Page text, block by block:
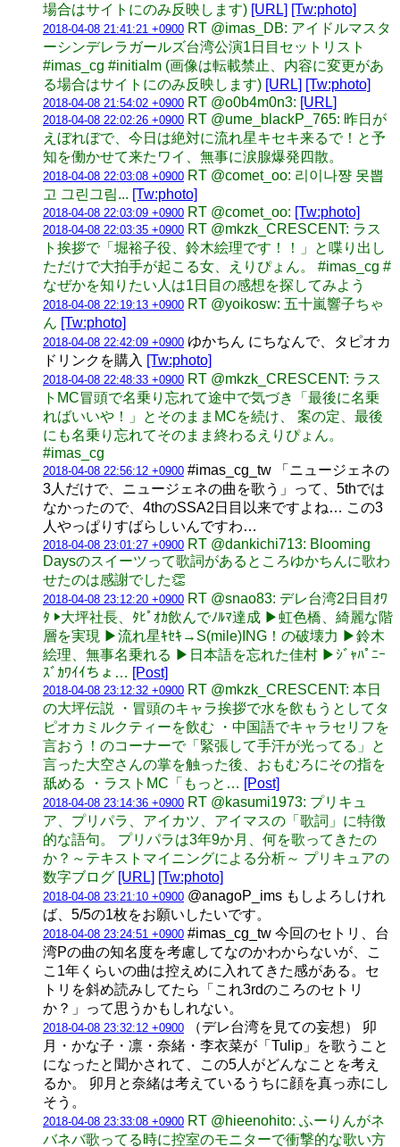
場合はサイトにのみ反映します) [URL] [Tw:photo]
2018-04-08 21:41:21 +0900 RT @imas_DB: アイドルマスタ
ーシンデレラガールズ台湾公演1日目セットリスト
#imas_cg #initialm (画像は転載禁止、内容に変更があ
る場合はサイトにのみ反映します) [URL] [Tw:photo]
2018-04-08 21:54:02 +0900 RT @o0b4m0n3: [URL]
2018-04-08 22:02:26 +0900 RT @ume_blackP_765: 昨日が
えぼれぼで、今日は絶対に流れ星キセキ来るで！と予
知を働かせて来たワイ、無事に涙腺爆発四散。
2018-04-08 22:03:08 +0900 RT @comet_oo: 리이나쨩 못뽑
고 그린그림... [Tw:photo]
2018-04-08 22:03:09 +0900 RT @comet_oo: [Tw:photo]
2018-04-08 22:03:35 +0900 RT @mkzk_CRESCENT: ラス
ト挨拶で「堀裕子役、鈴木絵理です！！」と喋り出し
ただけで大拍手が起こる女、えりぴょん。 #imas_cg #
なぜかを知りたい人は1日目の感想を探してみよう
2018-04-08 22:19:13 +0900 RT @yoikosw: 五十嵐響子ちゃ
ん [Tw:photo]
2018-04-08 22:42:09 +0900 ゆかちん にちなんで、タピオカ
ドリンクを購入 [Tw:photo]
2018-04-08 22:48:33 +0900 RT @mkzk_CRESCENT: ラス
トMC冒頭で名乗り忘れて途中で気づき「最後に名乗
ればいいや！」とそのままMCを続け、 案の定、最後
にも名乗り忘れてそのまま終わるえりぴょん。
#imas_cg
2018-04-08 22:56:12 +0900 #imas_cg_tw 「ニュージェネの
3人だけで、ニュージェネの曲を歌う」って、5thでは
なかったので、4thのSSA2日目以来ですよね… この3
人やっぱりすばらしいんですわ…
2018-04-08 23:01:27 +0900 RT @dankichi713: Blooming
Daysのスイーツって歌詞があるところゆかちんに歌わ
せたのは感謝でした👏
2018-04-08 23:12:20 +0900 RT @snao83: デレ台湾2日目ｵﾜ
ﾀ ▶︎大坪社長、ﾀﾋﾟｵｶ飲んでﾉﾙﾏ達成 ▶︎虹色橋、綺麗な階
層を実現 ▶︎流れ星ｷｾｷ→S(mile)ING！の破壊力 ▶︎鈴木
絵理、無事名乗れる ▶︎日本語を忘れた佳村 ▶︎ｼﾞｬﾊﾟﾆｰ
ｽﾞｶﾜｲｲちょ… [Post]
2018-04-08 23:12:32 +0900 RT @mkzk_CRESCENT: 本日
の大坪伝説 ・冒頭のキャラ挨拶で水を飲もうとしてタ
ピオカミルクティーを飲む ・中国語でキャラセリフを
言おう！のコーナーで「緊張して手汗が光ってる」と
言った大空さんの掌を触った後、おもむろにその指を
舐める ・ラストMC「もっと… [Post]
2018-04-08 23:14:36 +0900 RT @kasumi1973: プリキュ
ア、プリパラ、アイカツ、アイマスの「歌詞」に特徴
的な語句。 プリパラは3年9か月、何を歌ってきたの
か？～テキストマイニングによる分析～ プリキュアの
数字ブログ [URL] [Tw:photo]
2018-04-08 23:21:10 +0900 @anagoP_ims もしよろしけれ
ば、5/5の1枚をお願いしたいです。
2018-04-08 23:24:51 +0900 #imas_cg_tw 今回のセトリ、台
湾Pの曲の知名度を考慮してなのかわからないが、こ
こ1年くらいの曲は控えめに入れてきた感がある。セ
トリを斜め読みしてたら「これ3rdのころのセトリ
か？」って思うかもしれない。
2018-04-08 23:32:12 +0900 （デレ台湾を見ての妄想） 卯
月・かな子・凛・奈緒・李衣菜が「Tulip」を歌うこと
になったと聞かされて、この5人がどんなことを考え
るか。 卯月と奈緒は考えているうちに顔を真っ赤にし
そう。
2018-04-08 23:33:08 +0900 RT @hieenohito: ふーりんがネ
バネバ歌ってる時に控室のモニターで衝撃的な歌い方